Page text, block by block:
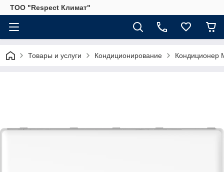
ТОО "Respect Климат"
Товары и услуги Кондиционирование Кондиционер